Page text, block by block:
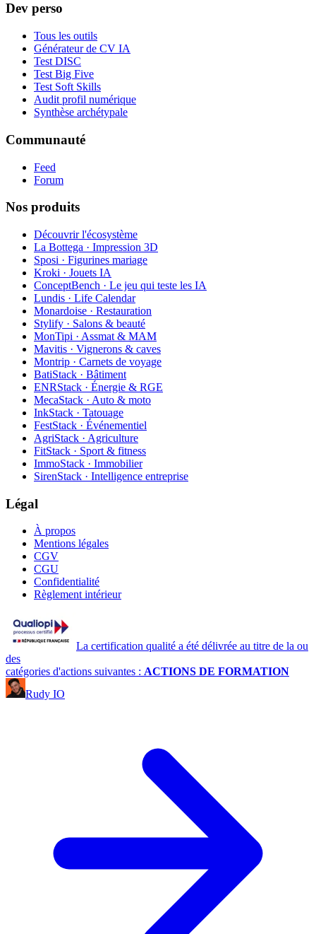
Dev perso
Tous les outils
Générateur de CV IA
Test DISC
Test Big Five
Test Soft Skills
Audit profil numérique
Synthèse archétypale
Communauté
Feed
Forum
Nos produits
Découvrir l'écosystème
La Bottega · Impression 3D
Sposi · Figurines mariage
Kroki · Jouets IA
ConceptBench · Le jeu qui teste les IA
Lundis · Life Calendar
Monardoise · Restauration
Stylify · Salons & beauté
MonTipi · Assmat & MAM
Mavitis · Vignerons & caves
Montrip · Carnets de voyage
BatiStack · Bâtiment
ENRStack · Énergie & RGE
MecaStack · Auto & moto
InkStack · Tatouage
FestStack · Événementiel
AgriStack · Agriculture
FitStack · Sport & fitness
ImmoStack · Immobilier
SirenStack · Intelligence entreprise
Légal
À propos
Mentions légales
CGV
CGU
Confidentialité
Règlement intérieur
La certification qualité a été délivrée au titre de la ou
des
catégories d'actions suivantes : ACTIONS DE FORMATION
Rudy IO